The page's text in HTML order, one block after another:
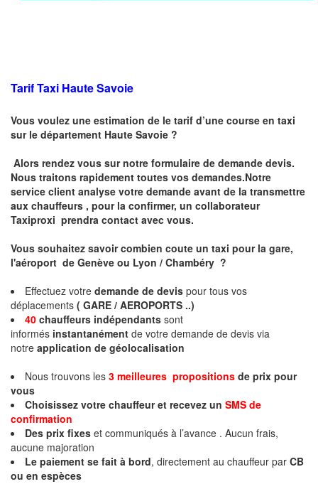
Tarif Taxi Haute Savoie
Vous voulez une estimation de le tarif d’une course en taxi
sur le département Haute Savoie ?
Alors rendez vous sur notre formulaire de demande devis.
Nous traitons rapidement toutes vos demandes.Notre
service client analyse votre demande avant de la transmettre
aux chauffeurs , pour la confirmer, un collaborateur
Taxiproxi prendra contact avec vous.
Vous souhaitez savoir combien coute un taxi pour la gare,
l'aéroport de Genève ou Lyon / Chambéry ?
Effectuez votre demande de devis pour tous vos
déplacements ( GARE / AEROPORTS ..)
40 chauffeurs indépendants sont
informés instantanément de votre demande de devis via
notre application de géolocalisation
Nous trouvons les 3 meilleures propositions de prix pour
vous
Choisissez votre chauffeur et recevez un SMS de
confirmation
Des prix fixes et communiqués à l’avance . Aucun frais,
aucune majoration
Le paiement se fait à bord, directement au chauffeur par CB
ou en espèces